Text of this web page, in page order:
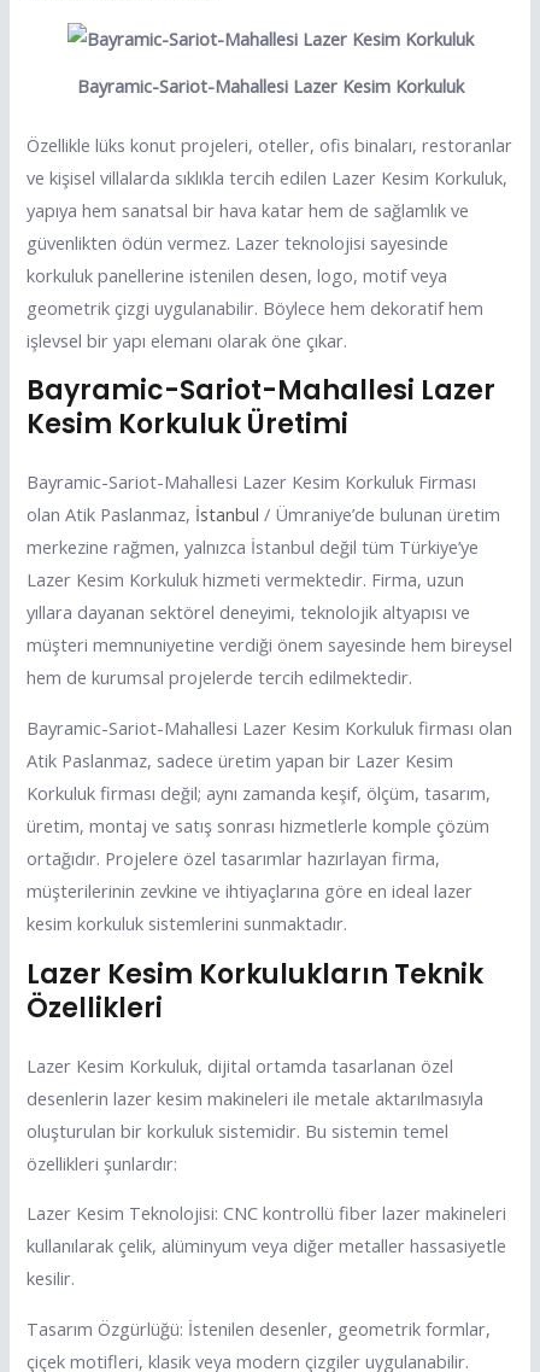
Bayramic-Sariot-Mahallesi Lazer Kesim Korkuluk
Özellikle lüks konut projeleri, oteller, ofis binaları, restoranlar
ve kişisel villalarda sıklıkla tercih edilen Lazer Kesim Korkuluk,
yapıya hem sanatsal bir hava katar hem de sağlamlık ve
güvenlikten ödün vermez. Lazer teknolojisi sayesinde
korkuluk panellerine istenilen desen, logo, motif veya
geometrik çizgi uygulanabilir. Böylece hem dekoratif hem
işlevsel bir yapı elemanı olarak öne çıkar.
Bayramic-Sariot-Mahallesi Lazer
Kesim Korkuluk Üretimi
Bayramic-Sariot-Mahallesi Lazer Kesim Korkuluk Firması
olan Atik Paslanmaz, İstanbul / Ümraniye’de bulunan üretim
merkezine rağmen, yalnızca İstanbul değil tüm Türkiye’ye
Lazer Kesim Korkuluk hizmeti vermektedir. Firma, uzun
yıllara dayanan sektörel deneyimi, teknolojik altyapısı ve
müşteri memnuniyetine verdiği önem sayesinde hem bireysel
hem de kurumsal projelerde tercih edilmektedir.
Bayramic-Sariot-Mahallesi Lazer Kesim Korkuluk firması olan
Atik Paslanmaz, sadece üretim yapan bir Lazer Kesim
Korkuluk firması değil; aynı zamanda keşif, ölçüm, tasarım,
üretim, montaj ve satış sonrası hizmetlerle komple çözüm
ortağıdır. Projelere özel tasarımlar hazırlayan firma,
müşterilerinin zevkine ve ihtiyaçlarına göre en ideal lazer
kesim korkuluk sistemlerini sunmaktadır.
Lazer Kesim Korkulukların Teknik
Özellikleri
Lazer Kesim Korkuluk, dijital ortamda tasarlanan özel
desenlerin lazer kesim makineleri ile metale aktarılmasıyla
oluşturulan bir korkuluk sistemidir. Bu sistemin temel
özellikleri şunlardır:
Lazer Kesim Teknolojisi: CNC kontrollü fiber lazer makineleri
kullanılarak çelik, alüminyum veya diğer metaller hassasiyetle
kesilir.
Tasarım Özgürlüğü: İstenilen desenler, geometrik formlar,
çiçek motifleri, klasik veya modern çizgiler uygulanabilir.